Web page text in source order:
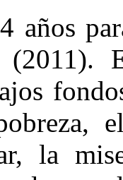
años
(2011).
la